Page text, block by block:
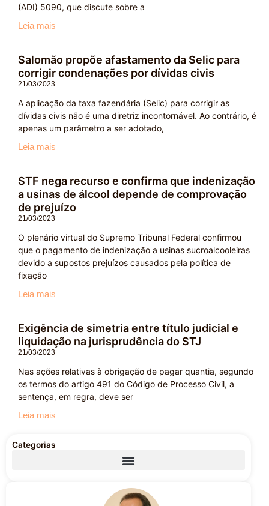
(ADI) 5090, que discute sobre a
Leia mais
Salomão propõe afastamento da Selic para
corrigir condenações por dívidas civis
21/03/2023
A aplicação da taxa fazendária (Selic) para corrigir as
dívidas civis não é uma diretriz incontornável. Ao contrário, é
apenas um parâmetro a ser adotado,
Leia mais
STF nega recurso e confirma que indenização
a usinas de álcool depende de comprovação
de prejuízo
21/03/2023
O plenário virtual do Supremo Tribunal Federal confirmou
que o pagamento de indenização a usinas sucroalcooleiras
devido a supostos prejuízos causados pela política de
fixação
Leia mais
Exigência de simetria entre título judicial e
liquidação na jurisprudência do STJ
21/03/2023
Nas ações relativas à obrigação de pagar quantia, segundo
os termos do artigo 491 do Código de Processo Civil, a
sentença, em regra, deve ser
Leia mais
Categorias